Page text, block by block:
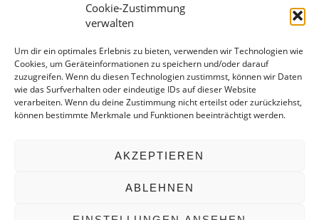
Cookie-Zustimmung
verwalten
Um dir ein optimales Erlebnis zu bieten, verwenden wir Technologien wie
Cookies, um Geräteinformationen zu speichern und/oder darauf
zuzugreifen. Wenn du diesen Technologien zustimmst, können wir Daten
wie das Surfverhalten oder eindeutige IDs auf dieser Website
verarbeiten. Wenn du deine Zustimmung nicht erteilst oder zurückziehst,
können bestimmte Merkmale und Funktionen beeinträchtigt werden.
AKZEPTIEREN
ABLEHNEN
Verband des Württembergischen
Verkehrsgewerbes e.V.
Telefon: 0711 699 897 15
E-Mail:info@vv-wuerttemberg.de
Geschäftsstelle